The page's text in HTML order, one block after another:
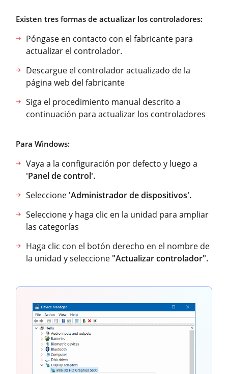
Existen tres formas de actualizar los controladores:
Póngase en contacto con el fabricante para
actualizar el controlador.
Descargue el controlador actualizado de la
página web del fabricante
Siga el procedimiento manual descrito a
continuación para actualizar los controladores
Para Windows:
Vaya a la configuración por defecto y luego a
'Panel de control'.
Seleccione 'Administrador de dispositivos'.
Seleccione y haga clic en la unidad para ampliar
las categorías
Haga clic con el botón derecho en el nombre de
la unidad y seleccione "Actualizar controlador".